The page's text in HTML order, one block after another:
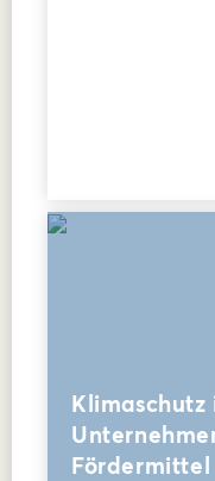
Klimaschutz